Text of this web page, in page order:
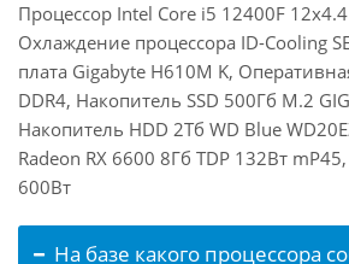
Процессор Intel Core i5 12400F 12x4.4
Охлаждение процессора ID-Cooling
плата Gigabyte H610M K,
DDR4, Накопитель SSD 500Гб M.2
Накопитель HDD 2Тб WD Blue
Radeon RX 6600 8Гб TDP 132Вт
600Вт
На базе какого процессора